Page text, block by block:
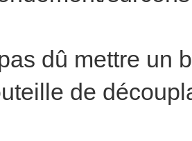
dû mettre un
de